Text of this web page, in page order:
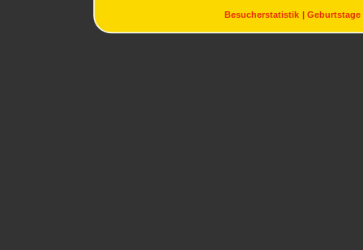
Besucherstatistik Geburtstage